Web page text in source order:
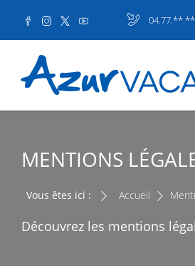
MENTIONS
Vous êtes ici : Accueil
Découvrez les mentions